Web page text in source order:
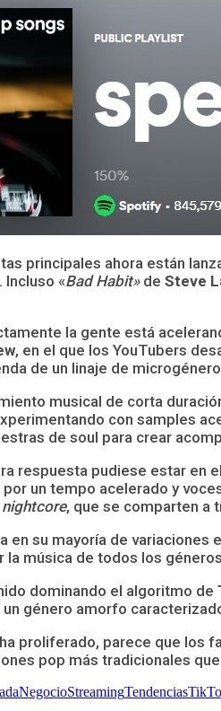
principales ahora están
«Bad Habit»de Steve
la gente está
, en el que los YouTubers
de un linaje de
musical de corta
con samples
de soul para crear
respuesta pudiese estar en el
un tempo acelerado y
nightcore, que se comparten a
en su mayoría de
la música de todos los
dominando el algoritmo de
un género amorfo
proliferado, parece que los
pop más tradicionales
NegocioStreamingTendencias